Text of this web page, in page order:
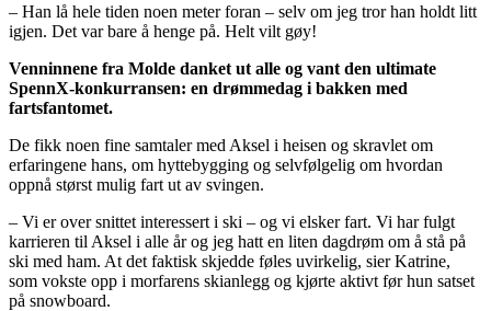
– Han lå hele tiden noen meter foran – selv om jeg tror han holdt litt
igjen. Det var bare å henge på. Helt vilt gøy!
Venninnene fra Molde danket ut alle og vant den ultimate
SpennX-konkurransen: en drømmedag i bakken med
fartsfantomet.
De fikk noen fine samtaler med Aksel i heisen og skravlet om
erfaringene hans, om hyttebygging og selvfølgelig om hvordan
oppnå størst mulig fart ut av svingen.
– Vi er over snittet interessert i ski – og vi elsker fart. Vi har fulgt
karrieren til Aksel i alle år og jeg hatt en liten dagdrøm om å stå på
ski med ham. At det faktisk skjedde føles uvirkelig, sier Katrine,
som vokste opp i morfarens skianlegg og kjørte aktivt før hun satset
på snowboard.